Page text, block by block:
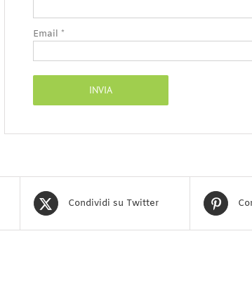
Email *
Condividi su Twitter